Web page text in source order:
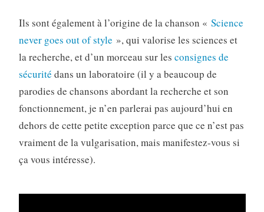
Ils sont également à l’origine de la chanson « Science
never goes out of style », qui valorise les sciences et
la recherche, et d’un morceau sur les consignes de
sécurité dans un laboratoire (il y a beaucoup de
parodies de chansons abordant la recherche et son
fonctionnement, je n’en parlerai pas aujourd’hui en
dehors de cette petite exception parce que ce n’est pas
vraiment de la vulgarisation, mais manifestez-vous si
ça vous intéresse).